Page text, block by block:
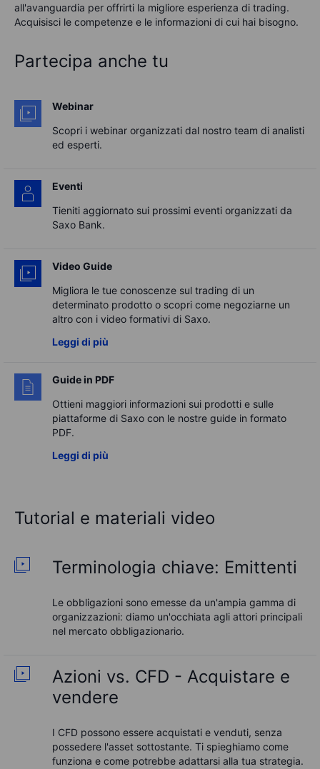
all'avanguardia per offrirti la migliore esperienza di trading.
Acquisisci le competenze e le informazioni di cui hai bisogno.
Partecipa anche tu
Webinar
Scopri i webinar organizzati dal nostro team di analisti
ed esperti.
Eventi
Tieniti aggiornato sui prossimi eventi organizzati da
Saxo Bank.
Video Guide
Migliora le tue conoscenze sul trading di un
determinato prodotto o scopri come negoziarne un
altro con i video formativi di Saxo.
Leggi di più
Guide in PDF
Ottieni maggiori informazioni sui prodotti e sulle
piattaforme di Saxo con le nostre guide in formato
PDF.
Leggi di più
Tutorial e materiali video
Terminologia chiave: Emittenti
Le obbligazioni sono emesse da un'ampia gamma di
organizzazioni: diamo un'occhiata agli attori principali
nel mercato obbligazionario.
Azioni vs. CFD - Acquistare e
vendere
I CFD possono essere acquistati e venduti, senza
possedere l'asset sottostante. Ti spieghiamo come
funziona e come potrebbe adattarsi alla tua strategia.